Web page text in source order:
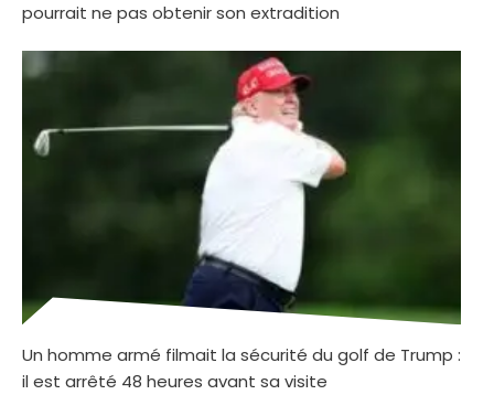
pourrait ne pas obtenir son extradition
Un homme armé filmait la sécurité du golf de Trump :
il est arrêté 48 heures avant sa visite